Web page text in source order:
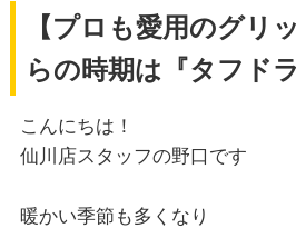
【プロも愛用のグリ
らの時期は『タフド
こんにちは！
仙川店スタッフの野口です
暖かい季節も多くなり